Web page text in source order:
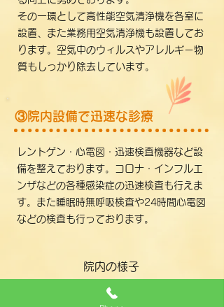
​その一環として高性能空気清浄機を各室に
設置、また業務用空気清浄機も設置してお
ります。空気中のウィルスやアレルギー物
質もしっかり除去しています。
③院内設備で迅速な診療
レントゲン・心電図・迅速検査機器など設
備を整えております。コロナ・インフルエ
ンザなどの各種感染症の迅速検査も行えま
す。また睡眠時無呼吸検査や24時間心電図
などの検査も行っております。
​院内の様子